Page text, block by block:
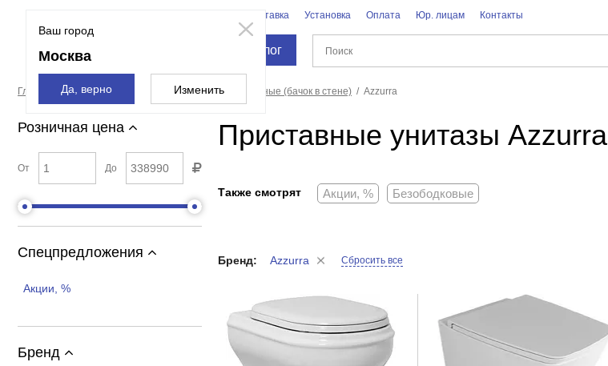
Ваш город
Москва
Да, верно Изменить
Доставка Установка Оплата Юр. лицам Контакты
Каталог
Главная страница Унитазы Приставные (бачок в стене) Azzurra
Розничная цена
От До
Спецпредложения
Акции, %
Бренд
Приставные унитазы Azzurra
Также смотрят Акции, % Безободковые
Бренд: Azzurra Сбросить все